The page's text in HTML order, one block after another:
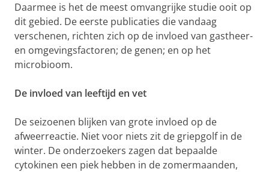
Daarmee is het de meest omvangrijke studie ooit op
dit gebied. De eerste publicaties die vandaag
verschenen, richten zich op de invloed van gastheer-
en omgevingsfactoren; de genen; en op het
microbioom.
De invloed van leeftijd en vet
De seizoenen blijken van grote invloed op de
afweerreactie. Niet voor niets zit de griepgolf in de
winter. De onderzoekers zagen dat bepaalde
cytokinen een piek hebben in de zomermaanden,